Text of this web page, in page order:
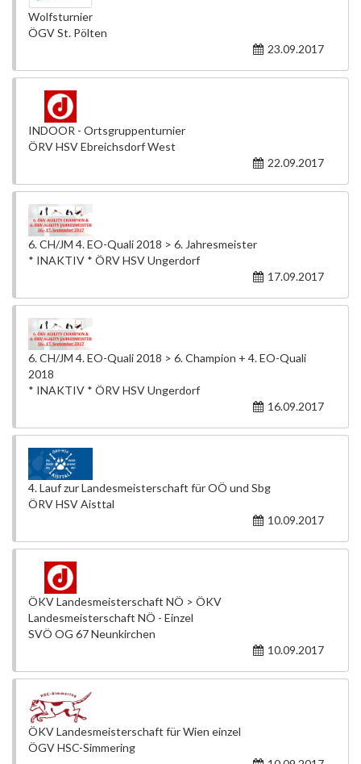
Wolfsturnier
ÖGV St. Pölten
23.09.2017
INDOOR - Ortsgruppenturnier
ÖRV HSV Ebreichsdorf West
22.09.2017
6. CH/JM 4. EO-Quali 2018 > 6. Jahresmeister
* INAKTIV * ÖRV HSV Ungerdorf
17.09.2017
6. CH/JM 4. EO-Quali 2018 > 6. Champion + 4. EO-Quali
2018
* INAKTIV * ÖRV HSV Ungerdorf
16.09.2017
4. Lauf zur Landesmeisterschaft für OÖ und Sbg
ÖRV HSV Aisttal
10.09.2017
ÖKV Landesmeisterschaft NÖ > ÖKV
Landesmeisterschaft NÖ - Einzel
SVÖ OG 67 Neunkirchen
10.09.2017
ÖKV Landesmeisterschaft für Wien einzel
ÖGV HSC-Simmering